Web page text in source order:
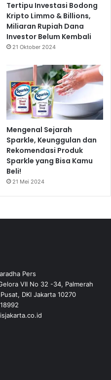
Tertipu Investasi Bodong
Kripto Limmo & Billions,
Miliaran Rupiah Dana
Investor Belum Kembali
21 Oktober 2024
Mengenal Sejarah
Sparkle, Keunggulan dan
Rekomendasi Produk
Sparkle yang Bisa Kamu
Beli!
21 Mei 2024
Pers
VII No 32 -34, Palmerah
DKI Jakarta 10270